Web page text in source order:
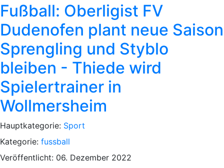
Fußball: Oberligist FV
Dudenofen plant neue Saison
Sprengling und Styblo
bleiben - Thiede wird
Spielertrainer in
Wollmersheim
Hauptkategorie: Sport
Kategorie: fussball
Veröffentlicht: 06. Dezember 2022